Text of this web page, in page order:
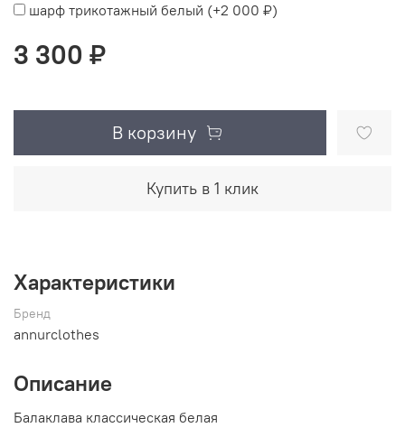
шарф трикотажный белый (+2 000 ₽)
3 300 ₽
В корзину
Купить в 1 клик
Характеристики
Бренд
annurclothes
Описание
Балаклава классическая белая